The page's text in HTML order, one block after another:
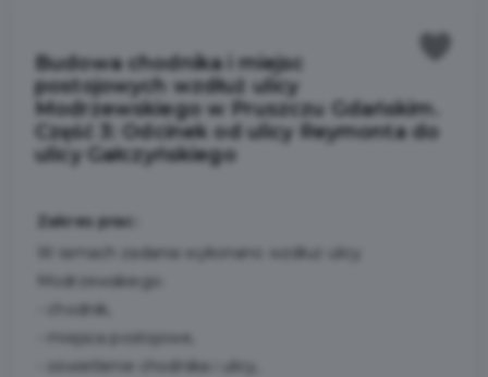
Budowa chodnika i miejsc
postojowych wzdłuż ulicy
Modrzewskiego w Pruszczu Gdańskim.
Część 3: Odcinek od ulicy Reymonta do
ulicy Gałczyńskiego
Zakres prac:
W ramach zadania wykonano wzdłuż ulicy
Modrzewskiego:
- chodnik,
- oświetlenie chodnika i ulicy,